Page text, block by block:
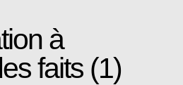
à
faits (1)